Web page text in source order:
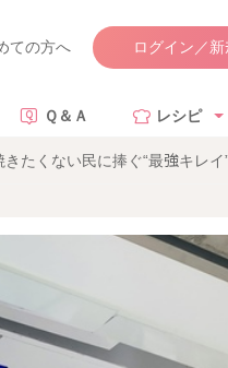
ての方へ ログイン／
Ｑ＆Ａ レシピ
たくない民に捧ぐ“最強キレイ